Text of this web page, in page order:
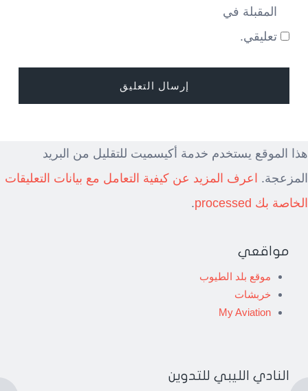
المقبلة في
تعليقي.
هذا الموقع يستخدم خدمة أكيسميت للتقليل من البريد
المزعجة.
اعرف المزيد عن كيفية التعامل مع بيانات التعليقات
الخاصة بك processed
.
مواقعي
موقع بلد الطيوب
خربشات
My Aviation
النادي الليبي للتدوين